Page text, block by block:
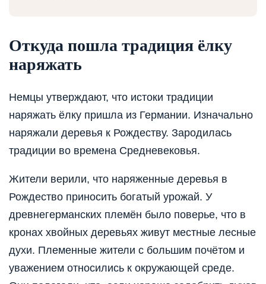
Откуда пошла традиция ёлку
наряжать
Немцы утверждают, что истоки традиции
наряжать ёлку пришла из Германии. Изначально
наряжали деревья к Рождеству. Зародилась
традиции во времена Средневековья.
Жители верили, что наряженные деревья в
Рождество приносить богатый урожай. У
древнегерманских племён было поверье, что в
кронах хвойных деревьях живут местные лесные
духи. Племенные жители с большим почётом и
уважением относились к окружающей среде.